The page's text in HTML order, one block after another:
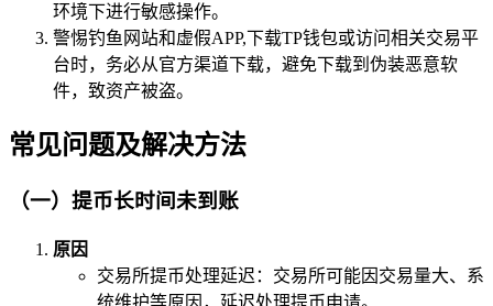
环境下进行敏感操作。
警惕钓鱼网站和虚假APP,下载TP钱包或访问相关交易平
台时，务必从官方渠道下载，避免下载到伪装恶意软
件，致资产被盗。
常见问题及解决方法
（一）提币长时间未到账
原因
交易所提币处理延迟：交易所可能因交易量大、系
统维护等原因，延迟处理提币申请。